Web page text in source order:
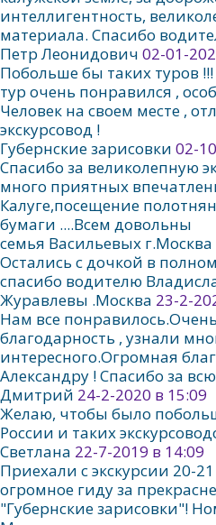
интеллигентность,
материала. Спасибо
Петр Леонидович 02-01-
Побольше бы таких туров
тур очень понравился ,
Человек на своем месте ,
экскурсовод !
Губернские зарисовки 02-
Спасибо за великолепную
много приятных
Калуге,посещение
бумаги ....Всем довольны
семья Васильевых г.Москва
Остались с дочкой в
спасибо водителю
Журавлевы .Москва 23-2-
Нам все
благодарность , узнали
интересного.Огромная
Александру ! Спасибо за
Дмитрий 24-2-2020 в 15:09
Желаю, чтобы было
России и таких
Светлана 22-7-2019 в 14:09
Приехали с экскурсии 20-
огромное гиду за
"Губернские зарисовки"!